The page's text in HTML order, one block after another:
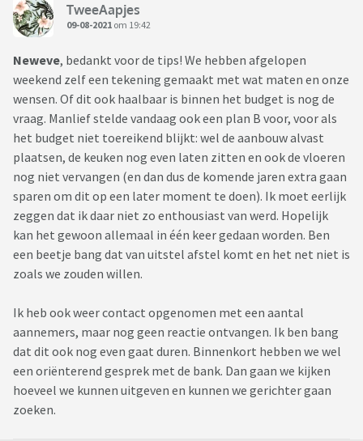
TweeAapjes
09-08-2021 om 19:42
Neweve, bedankt voor de tips! We hebben afgelopen
weekend zelf een tekening gemaakt met wat maten en onze
wensen. Of dit ook haalbaar is binnen het budget is nog de
vraag. Manlief stelde vandaag ook een plan B voor, voor als
het budget niet toereikend blijkt: wel de aanbouw alvast
plaatsen, de keuken nog even laten zitten en ook de vloeren
nog niet vervangen (en dan dus de komende jaren extra gaan
sparen om dit op een later moment te doen). Ik moet eerlijk
zeggen dat ik daar niet zo enthousiast van werd. Hopelijk
kan het gewoon allemaal in één keer gedaan worden. Ben
een beetje bang dat van uitstel afstel komt en het net niet is
zoals we zouden willen.
Ik heb ook weer contact opgenomen met een aantal
aannemers, maar nog geen reactie ontvangen. Ik ben bang
dat dit ook nog even gaat duren. Binnenkort hebben we wel
een oriënterend gesprek met de bank. Dan gaan we kijken
hoeveel we kunnen uitgeven en kunnen we gerichter gaan
zoeken.